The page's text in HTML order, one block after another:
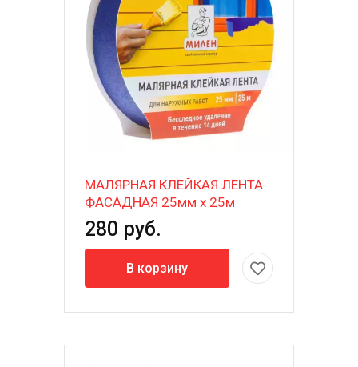
МАЛЯРНАЯ КЛЕЙКАЯ ЛЕНТА
ФАСАДНАЯ 25мм х 25м
280 руб.
В корзину